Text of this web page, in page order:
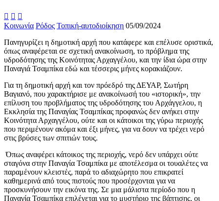
  
Κοινωνία Ρόδος Τοπική-αυτοδιοίκηση 05/09/2024
Πανηγυρίζει η δημοτική αρχή που κατάφερε και επέλυσε οριστικά,
όπως αναφέρεται σε σχετική ανακοίνωση, το πρόβλημα της
υδροδότησης της Κοινότητας Αρχαγγέλου, και την ίδια ώρα στην
Παναγιά Τσαμπίκα εδώ και τέσσερις μήνες κορακιάζουν.
Για τη δημοτική αρχή και τον πρόεδρό της ΔΕΥΑΡ, Σωτήρη
Βαγιανό, που χαρακτήρισε με ανακοίνωσή του «ιστορική», την
επίλυση του προβλήματος της υδροδότησης του Αρχάγγελου, η
Εκκλησία της Παναγίας Τσαμπίκας προφανώς δεν ανήκει στην
Κοινότητα Αρχαγγέλου, ούτε και οι κάτοικοι της γύρω περιοχής
που περιμένουν ακόμα και έξι μήνες, για να δουν να τρέχει νερό
στις βρύσες των σπιτιών τους.
Όπως αναφέρει κάτοικος της περιοχής, νερό δεν υπάρχει ούτε
σταγόνα στην Παναγία Τσαμπίκα με αποτέλεσμα οι τουαλέτες να
παραμένουν κλειστές, παρά το αδιαχώρητο που επικρατεί
καθημερινά από τους πιστούς που προσέρχονται για να
προσκυνήσουν την εικόνα της. Σε μια μάλιστα περίοδο που η
Παναγία Τσαμπίκα επιλέγεται για το μυστήριο της βάπτισης, οι